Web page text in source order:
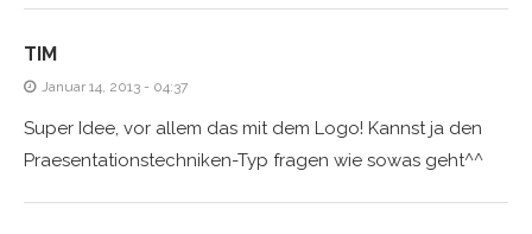
TIM
Januar 14, 2013 - 04:37
Super Idee, vor allem das mit dem Logo! Kannst ja den
Praesentationstechniken-Typ fragen wie sowas geht^^